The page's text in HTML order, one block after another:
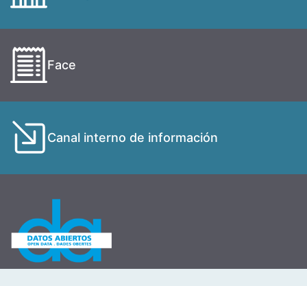
Face
Canal interno de información